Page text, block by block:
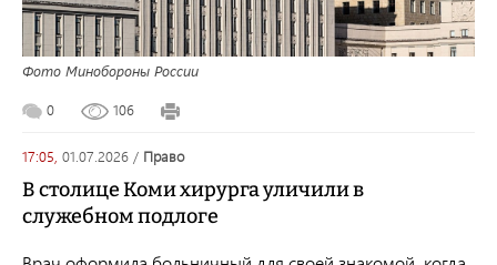
Фото Минобороны России
0 106
17:05, 01.07.2026 / право
В столице Коми хирурга уличили в
служебном подлоге